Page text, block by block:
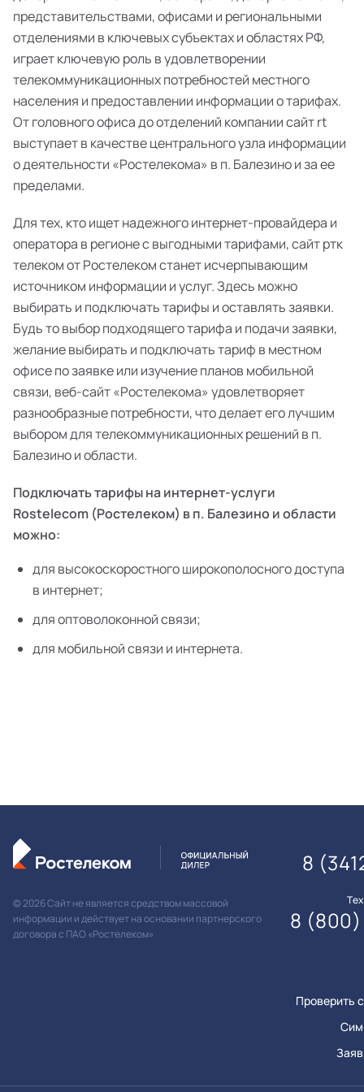
представительствами, офисами и региональными
отделениями в ключевых субъектах и областях РФ,
играет ключевую роль в удовлетворении
телекоммуникационных потребностей местного
населения и предоставлении информации о тарифах.
От головного офиса до отделений компании сайт rt
выступает в качестве центрального узла информации
о деятельности «Ростелекома» в п. Балезино и за ее
пределами.
Для тех, кто ищет надежного интернет-провайдера и
оператора в регионе с выгодными тарифами, сайт ртк
телеком от Ростелеком станет исчерпывающим
источником информации и услуг. Здесь можно
выбирать и подключать тарифы и оставлять заявки.
Будь то выбор подходящего тарифа и подачи заявки,
желание выбирать и подключать тариф в местном
офисе по заявке или изучение планов мобильной
связи, веб-сайт «Ростелекома» удовлетворяет
разнообразные потребности, что делает его лучшим
выбором для телекоммуникационных решений в п.
Балезино и области.
Подключать тарифы на интернет-услуги
Rostelecom (Ростелеком) в п. Балезино и области
можно:
для высокоскоростного широкополосного доступа
в интернет;
для оптоволоконной связи;
для мобильной связи и интернета.
© 2026 Сайт не является средством массовой
информации и действует на основании партнерского
договора с ПАО «Ростелеком»
Проверить
8
8